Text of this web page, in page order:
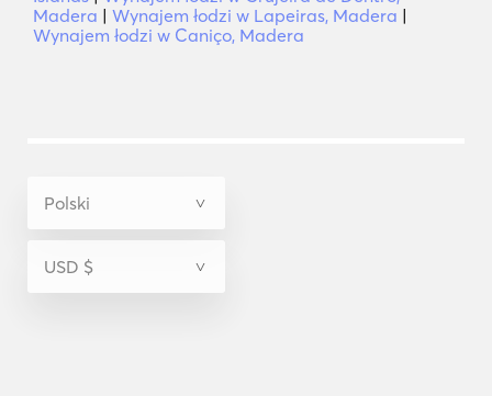
Madera | Wynajem łodzi w Lapeiras, Madera |
Wynajem łodzi w Caniço, Madera